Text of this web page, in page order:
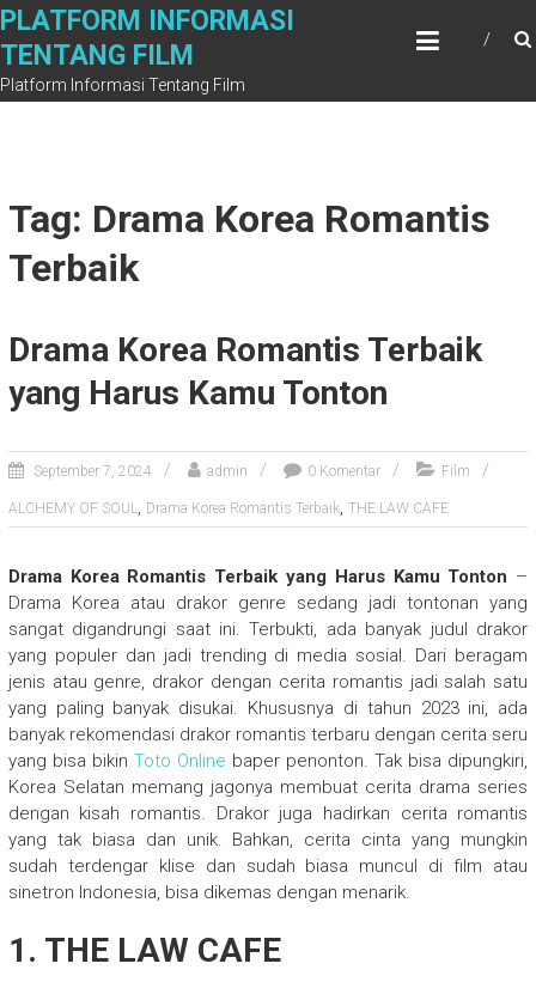
Skip
content
PLATFORM INFORMASI
TENTANG FILM
Platform Informasi Tentang Film
Tag: Drama Korea Romantis
Terbaik
Drama Korea Romantis Terbaik
yang Harus Kamu Tonton
September 7, 2024 admin 0 Komentar Film
ALCHEMY OF SOUL, Drama Korea Romantis Terbaik, THE LAW CAFE
Drama Korea Romantis Terbaik yang Harus Kamu Tonton –
Drama Korea atau drakor genre sedang jadi tontonan yang
sangat digandrungi saat ini. Terbukti, ada banyak judul drakor
yang populer dan jadi trending di media sosial. Dari beragam
jenis atau genre, drakor dengan cerita romantis jadi salah satu
yang paling banyak disukai. Khususnya di tahun 2023 ini, ada
banyak rekomendasi drakor romantis terbaru dengan cerita seru
yang bisa bikin Toto Online baper penonton. Tak bisa dipungkiri,
Korea Selatan memang jagonya membuat cerita drama series
dengan kisah romantis. Drakor juga hadirkan cerita romantis
yang tak biasa dan unik. Bahkan, cerita cinta yang mungkin
sudah terdengar klise dan sudah biasa muncul di film atau
sinetron Indonesia, bisa dikemas dengan menarik.
1. THE LAW CAFE